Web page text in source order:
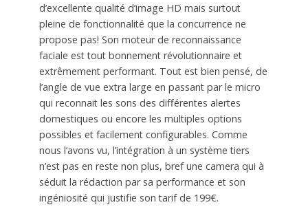
d’excellente qualité d’image HD mais surtout
pleine de fonctionnalité que la concurrence ne
propose pas! Son moteur de reconnaissance
faciale est tout bonnement révolutionnaire et
extrêmement performant. Tout est bien pensé, de
l’angle de vue extra large en passant par le micro
qui reconnait les sons des différentes alertes
domestiques ou encore les multiples options
possibles et facilement configurables. Comme
nous l’avons vu, l’intégration à un système tiers
n’est pas en reste non plus, bref une camera qui à
séduit la rédaction par sa performance et son
ingéniosité qui justifie son tarif de 199€.